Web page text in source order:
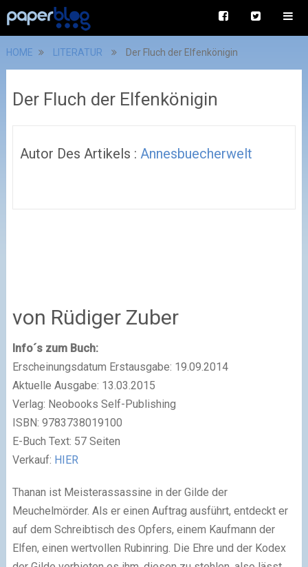
HOME LITERATUR Der Fluch der Elfenkönigin
Der Fluch der Elfenkönigin
Autor Des Artikels : Annesbuecherwelt
von Rüdiger Zuber
Info´s zum Buch:
Erscheinungsdatum Erstausgabe: 19.09.2014
Aktuelle Ausgabe: 13.03.2015
Verlag: Neobooks Self-Publishing
ISBN: 9783738019100
E-Buch Text: 57 Seiten
Verkauf: HIER
Thanan ist Meisterassassine in der Gilde der
Meuchelmörder. Als er einen Auftrag ausführt, entdeckt er
auf dem Schreibtisch des Opfers, einem Kaufmann der
Elfen, einen wertvollen Rubinring. Die Ehre und der Kodex